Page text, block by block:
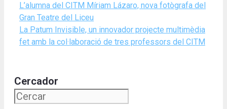
L’alumna del CITM Míriam Lázaro, nova fotògrafa del
Gran Teatre del Liceu
La Patum Invisible, un innovador projecte multimèdia
fet amb la col·laboració de tres professors del CITM
Cercador